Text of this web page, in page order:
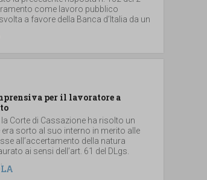
come lavoro pubblico
a favore della Banca d’Italia da un
per il lavoratore a
Corte di Cassazione ha risolto un
sorto al suo interno in merito alle
all’accertamento della natura
ai sensi dell’art. 61 del DLgs.